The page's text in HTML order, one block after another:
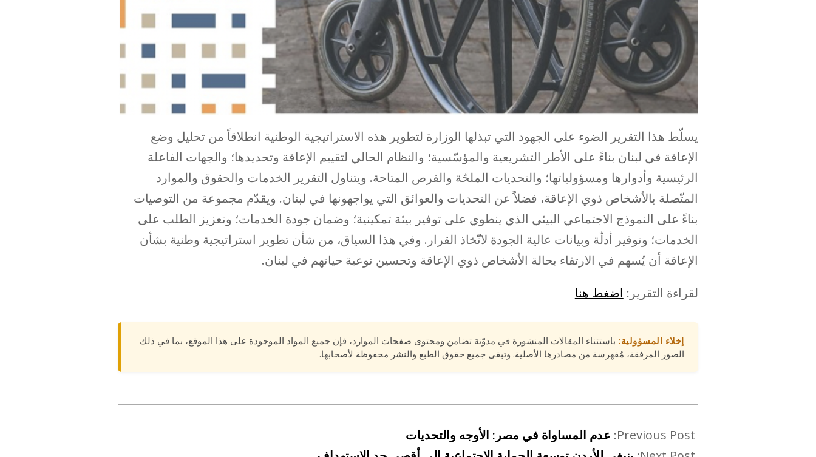
يسلّط هذا التقرير الضوء على الجهود التي تبذلها الوزارة لتطوير هذه الاستراتيجية الوطنية انطلاقاً من تحليل وضع
الإعاقة في لبنان بناءً على الأطر التشريعية والمؤسّسية؛ والنظام الحالي لتقييم الإعاقة وتحديدها؛ والجهات الفاعلة
الرئيسية وأدوارها ومسؤولياتها؛ والتحديات الملحّة والفرص المتاحة. ويتناول التقرير الخدمات والحقوق والموارد
المتّصلة بالأشخاص ذوي الإعاقة، فضلاً عن التحديات والعوائق التي يواجهونها في لبنان. ويقدّم مجموعة من التوصيات
بناءً على النموذج الاجتماعي البيئي الذي ينطوي على توفير بيئة تمكينية؛ وضمان جودة الخدمات؛ وتعزيز الطلب على
الخدمات؛ وتوفير أدلّة وبيانات عالية الجودة لاتّخاذ القرار. وفي هذا السياق، من شأن تطوير استراتيجية وطنية بشأن
الإعاقة أن يُسهم في الارتقاء بحالة الأشخاص ذوي الإعاقة وتحسين نوعية حياتهم في لبنان.
لقراءة التقرير: اضغط هنا
إخلاء المسؤولية: باستثناء المقالات المنشورة في مدوّنة تضامن ومحتوى صفحات الموارد، فإن جميع المواد الموجودة على هذا الموقع، بما في ذلك
الصور المرفقة، مُفهرسة من مصادرها الأصلية. وتبقى جميع حقوق الطبع والنشر محفوظة لأصحابها.
Previous Post: عدم المساواة في مصر: الأوجه والتحديات